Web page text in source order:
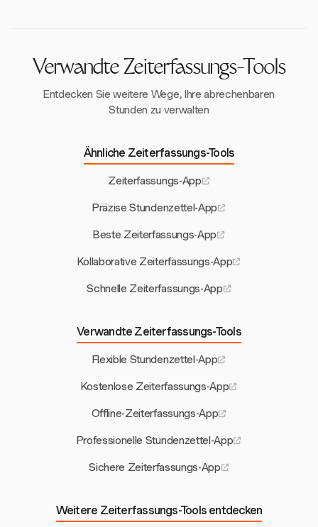
von Vorschriften.
Verwandte Zeiterfassungs-Tools
Entdecken Sie weitere Wege, Ihre abrechenbaren
Stunden zu verwalten
Ähnliche Zeiterfassungs-Tools
Zeiterfassungs-App
Präzise Stundenzettel-App
Beste Zeiterfassungs-App
Kollaborative Zeiterfassungs-App
Schnelle Zeiterfassungs-App
Verwandte Zeiterfassungs-Tools
Flexible Stundenzettel-App
Kostenlose Zeiterfassungs-App
Offline-Zeiterfassungs-App
Professionelle Stundenzettel-App
Sichere Zeiterfassungs-App
Weitere Zeiterfassungs-Tools entdecken